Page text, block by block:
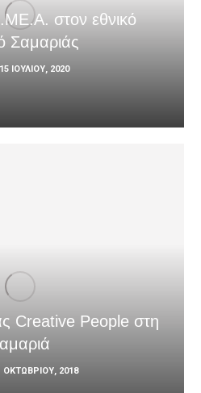
στον εθνικό
Σαμαριάς
15 ΙΟΥΛΊΟΥ, 2020
Creative People στη
ΟΚΤΩΒΡΊΟΥ, 2018